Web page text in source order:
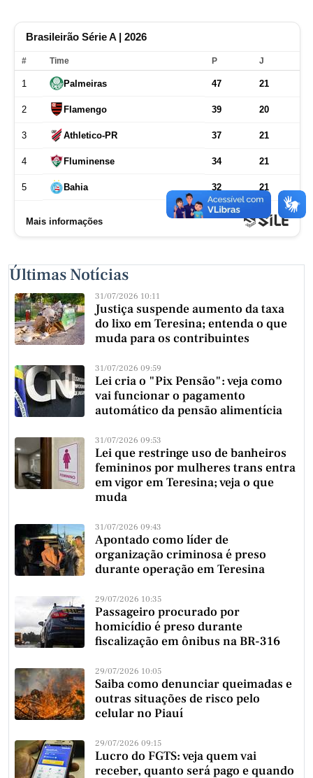
Últimas Notícias
31/07/2026 10:11
Justiça suspende aumento da taxa
do lixo em Teresina; entenda o que
muda para os contribuintes
31/07/2026 09:59
Lei cria o "Pix Pensão": veja como
vai funcionar o pagamento
automático da pensão alimentícia
31/07/2026 09:53
Lei que restringe uso de banheiros
femininos por mulheres trans entra
em vigor em Teresina; veja o que
muda
31/07/2026 09:43
Apontado como líder de
organização criminosa é preso
durante operação em Teresina
29/07/2026 10:35
Passageiro procurado por
homicídio é preso durante
fiscalização em ônibus na BR-316
29/07/2026 10:05
Saiba como denunciar queimadas e
outras situações de risco pelo
celular no Piauí
29/07/2026 09:15
Lucro do FGTS: veja quem vai
receber, quanto será pago e quando